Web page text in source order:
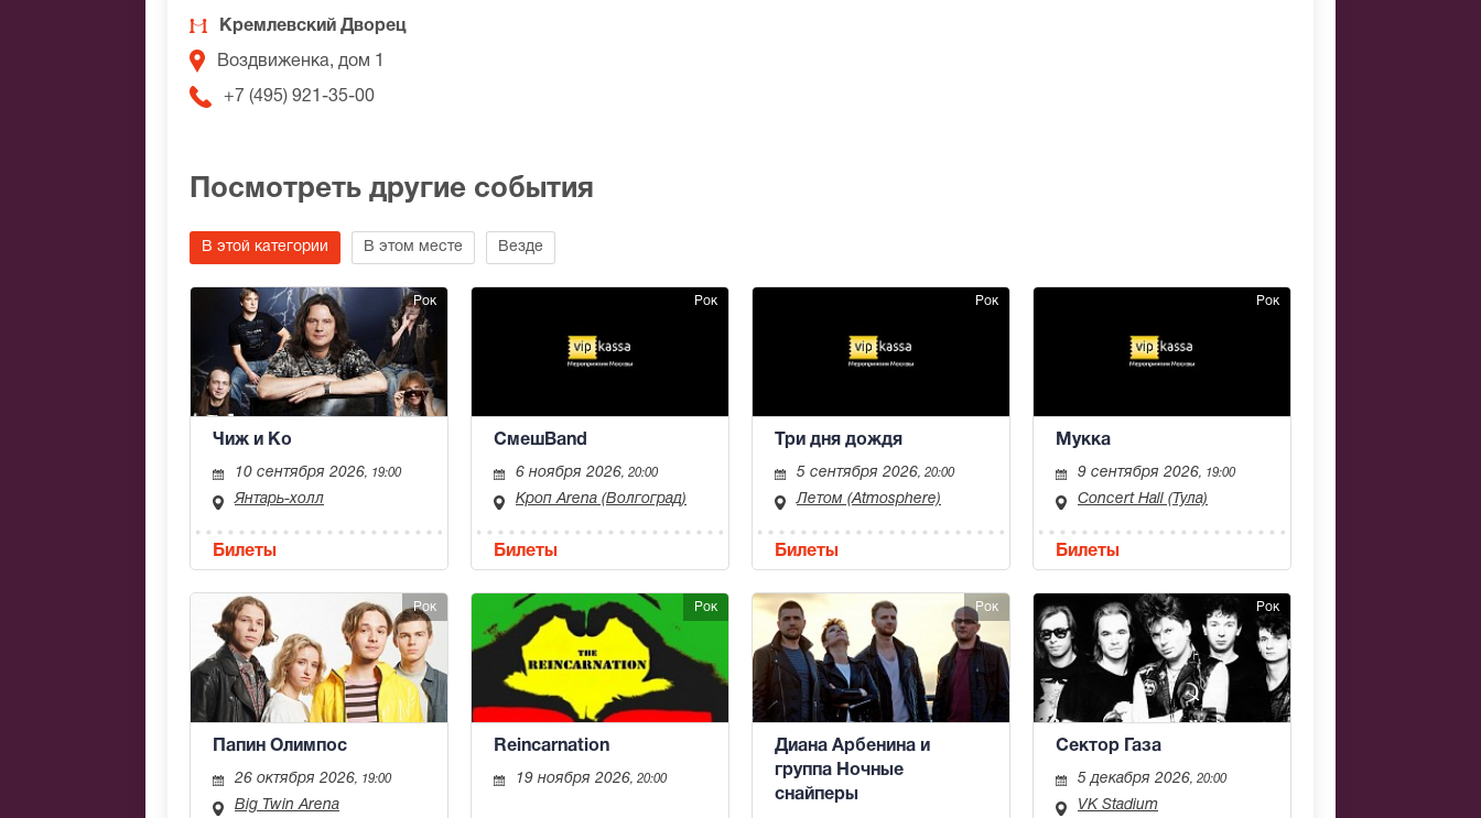
Кремлевский Дворец
Воздвиженка, дом 1
+7 (495) 921-35-00
Посмотреть другие события
В этой категории В этом месте Везде
Рок
Чиж и Ко
10 сентября 2026, 19:00
Янтарь-холл
Билеты
Рок
СмешBand
6 ноября 2026, 20:00
Кроп Arena (Волгоград)
Билеты
Рок
Три дня дождя
5 сентября 2026, 20:00
Летом (Atmosphere)
Билеты
Рок
Мукка
9 сентября 2026, 19:00
Concert Hall (Тула)
Билеты
Рок
Папин Олимпос
26 октября 2026, 19:00
Big Twin Arena
Рок
Reincarnation
19 ноября 2026, 20:00
Рок
Диана Арбенина и
группа Ночные
снайперы
Рок
Сектор Газа
5 декабря 2026, 20:00
VK Stadium